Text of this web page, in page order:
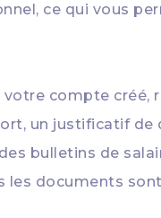
ce qui vous
votre compte créé,
un justificatif
bulletins de
documents